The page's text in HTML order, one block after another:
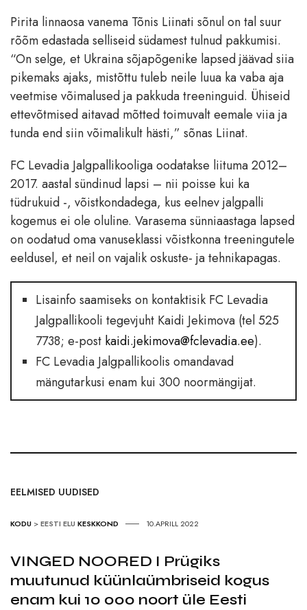
Pirita linnaosa vanema Tõnis Liinati sõnul on tal suur
rõõm edastada selliseid südamest tulnud pakkumisi.
“On selge, et Ukraina sõjapõgenike lapsed jäävad siia
pikemaks ajaks, mistõttu tuleb neile luua ka vaba aja
veetmise võimalused ja pakkuda treeninguid. Ühiseid
ettevõtmised aitavad mõtted toimuvalt eemale viia ja
tunda end siin võimalikult hästi,” sõnas Liinat.
FC Levadia Jalgpallikooliga oodatakse liituma 2012–
2017. aastal sündinud lapsi – nii poisse kui ka
tüdrukuid -, võistkondadega, kus eelnev jalgpalli
kogemus ei ole oluline. Varasema sünniaastaga lapsed
on oodatud oma vanuseklassi võistkonna treeningutele
eeldusel, et neil on vajalik oskuste- ja tehnikapagas.
Lisainfo saamiseks on kontaktisik FC Levadia
Jalgpallikooli tegevjuht Kaidi Jekimova (tel 525
7738; e-post kaidi.jekimova@fclevadia.ee).
FC Levadia Jalgpallikoolis omandavad
mängutarkusi enam kui 300 noormängijat.
EELMISED UUDISED
KODU >EESTI ELU KESKKOND 10.APRILL 2022
VINGED NOORED I Prügiks
muutunud küünlaümbriseid kogus
enam kui 10 000 noort üle Eesti